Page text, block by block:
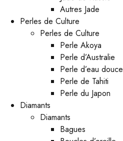
Autres Jade
Perles de Culture
Perles de Culture
Perle Akoya
Perle d’Australie
Perle d’eau douce
Perle de Tahiti
Perle du Japon
Diamants
Diamants
Bagues